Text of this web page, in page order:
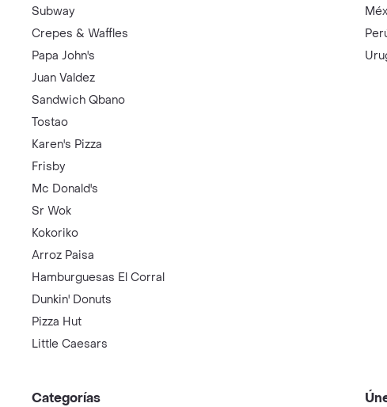
Subway
Crepes & Waffles
Papa John's
Juan Valdez
Sandwich Qbano
Tostao
Karen's Pizza
Frisby
Mc Donald's
Sr Wok
Kokoriko
Arroz Paisa
Hamburguesas El Corral
Dunkin' Donuts
Pizza Hut
Little Caesars
Categorías